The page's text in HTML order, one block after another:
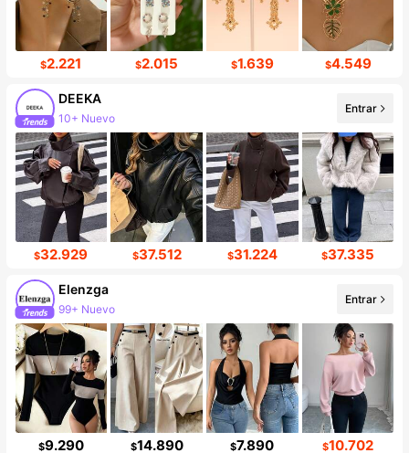
$2.221 $2.015 $1.639 $4.549
DEEKA
10+ Nuevo
Entrar
$32.929 $37.512 $31.224 $37.335
Elenzga
99+ Nuevo
Entrar
$9.290 $14.890 $7.890 $10.702